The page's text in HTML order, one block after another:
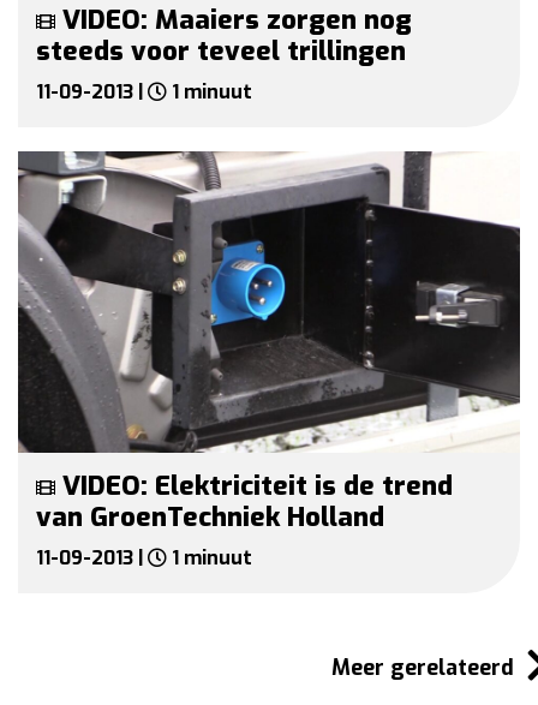
VIDEO: Maaiers zorgen nog
steeds voor teveel trillingen
11-09-2013 | 1 minuut
VIDEO: Elektriciteit is de trend
van GroenTechniek Holland
11-09-2013 | 1 minuut
Meer gerelateerd